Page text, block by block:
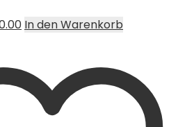
Aktueller
CHF 10.00.
In den Warenkorb